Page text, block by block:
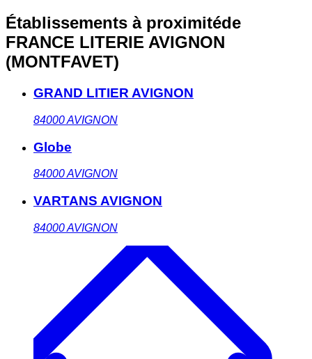
Établissements à proximitéde
FRANCE LITERIE AVIGNON
(MONTFAVET)
GRAND LITIER AVIGNON
84000AVIGNON
Globe
84000AVIGNON
VARTANS AVIGNON
84000AVIGNON